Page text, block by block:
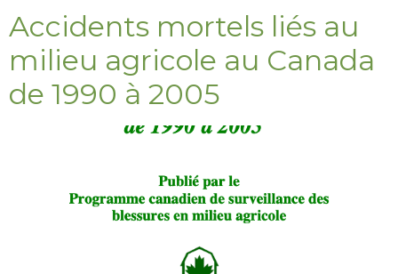
Accidents mortels liés au
milieu agricole au Canada
de 1990 à 2005